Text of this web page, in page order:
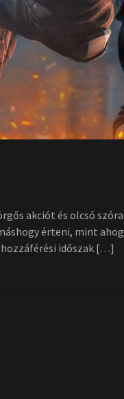
akciót és olcsó
érteni, mint
időszak […]